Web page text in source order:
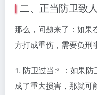
二、正当防卫致
那么，问题来了：如果
方打成重伤，需要负刑
1. 防卫过当
：如果
成了重大损害，那就可